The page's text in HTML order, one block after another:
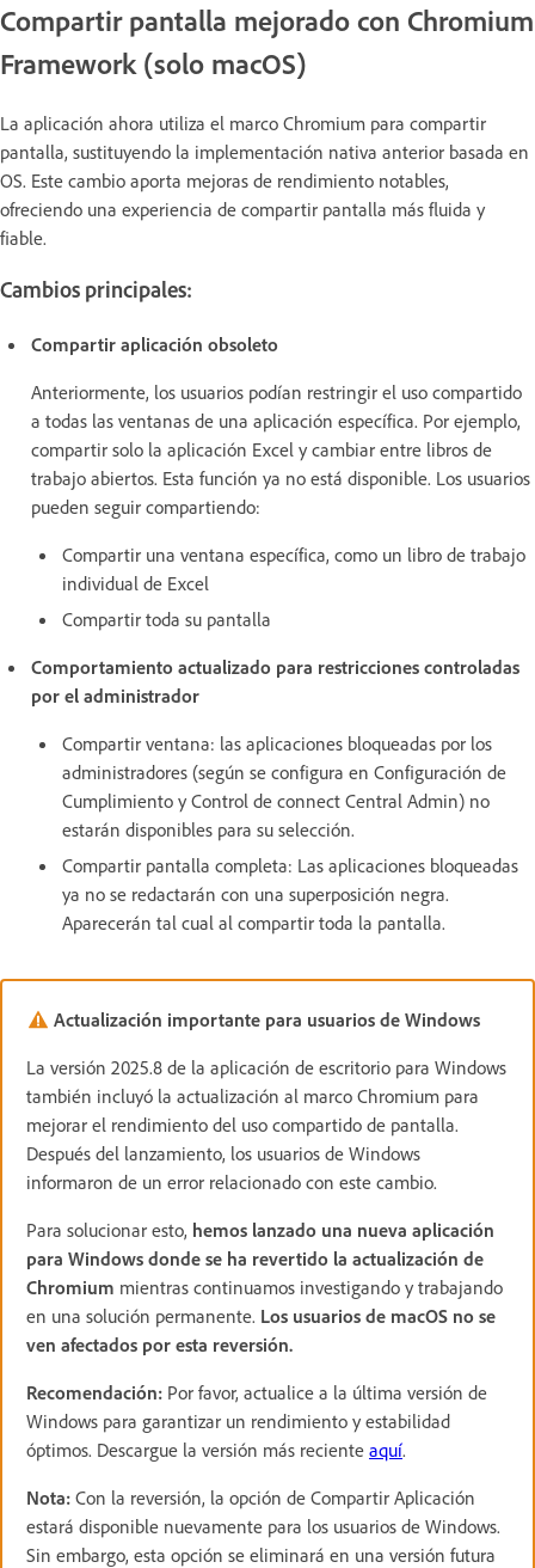
Compartir pantalla mejorado con Chromium
Framework (solo macOS)
La aplicación ahora utiliza el marco Chromium para compartir
pantalla, sustituyendo la implementación nativa anterior basada en
OS. Este cambio aporta mejoras de rendimiento notables,
ofreciendo una experiencia de compartir pantalla más fluida y
fiable.
Cambios principales:
Compartir aplicación obsoleto
Anteriormente, los usuarios podían restringir el uso compartido
a todas las ventanas de una aplicación específica. Por ejemplo,
compartir solo la aplicación Excel y cambiar entre libros de
trabajo abiertos. Esta función ya no está disponible. Los usuarios
pueden seguir compartiendo:
Compartir una ventana específica, como un libro de trabajo
individual de Excel
Compartir toda su pantalla
Comportamiento actualizado para restricciones controladas
por el administrador
Compartir ventana: las aplicaciones bloqueadas por los
administradores (según se configura en Configuración de
Cumplimiento y Control de connect Central Admin) no
estarán disponibles para su selección.
Compartir pantalla completa: Las aplicaciones bloqueadas
ya no se redactarán con una superposición negra.
Aparecerán tal cual al compartir toda la pantalla.
Actualización importante para usuarios de Windows
La versión 2025.8 de la aplicación de escritorio para Windows
también incluyó la actualización al marco Chromium para
mejorar el rendimiento del uso compartido de pantalla.
Después del lanzamiento, los usuarios de Windows
informaron de un error relacionado con este cambio.
Para solucionar esto, hemos lanzado una nueva aplicación
para Windows donde se ha revertido la actualización de
Chromium mientras continuamos investigando y trabajando
en una solución permanente. Los usuarios de macOS no se
ven afectados por esta reversión.
Recomendación: Por favor, actualice a la última versión de
Windows para garantizar un rendimiento y estabilidad
óptimos. Descargue la versión más reciente aquí.
Nota: Con la reversión, la opción de Compartir Aplicación
estará disponible nuevamente para los usuarios de Windows.
Sin embargo, esta opción se eliminará en una versión futura